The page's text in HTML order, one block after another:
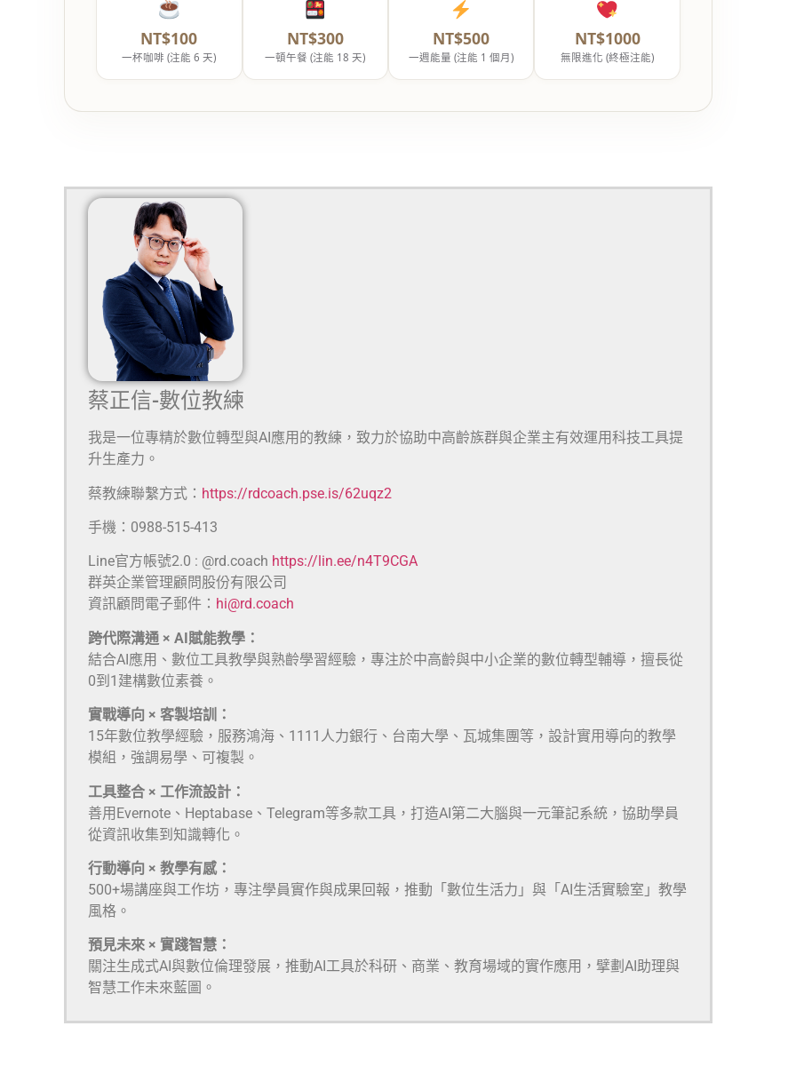
NT$100
一杯咖啡 (注能 6 天)
NT$300
一頓午餐 (注能 18 天)
NT$500
一週能量 (注能 1 個月)
NT$1000
無限進化 (終極注能)
蔡正信-數位教練
我是一位專精於數位轉型與AI應用的教練，致力於協助中高齡族群與企業主有效運用科技工具提
升生產力。
蔡教練聯繫方式： https://rdcoach.pse.is/62uqz2
手機：0988-515-413
Line官方帳號2.0 : @rd.coach https://lin.ee/n4T9CGA
群英企業管理顧問股份有限公司
資訊顧問電子郵件： hi@rd.coach
跨代際溝通 × AI賦能教學：
結合AI應用、數位工具教學與熟齡學習經驗，專注於中高齡與中小企業的數位轉型輔導，擅長從
0到1建構數位素養。
實戰導向 × 客製培訓：
15年數位教學經驗，服務鴻海、1111人力銀行、台南大學、瓦城集團等，設計實用導向的教學
模組，強調易學、可複製。
工具整合 × 工作流設計：
善用Evernote、Heptabase、Telegram等多款工具，打造AI第二大腦與一元筆記系統，協助學員
從資訊收集到知識轉化。
行動導向 × 教學有感：
500+場講座與工作坊，專注學員實作與成果回報，推動「數位生活力」與「AI生活實驗室」教學
風格。
預見未來 × 實踐智慧：
關注生成式AI與數位倫理發展，推動AI工具於科研、商業、教育場域的實作應用，擘劃AI助理與
智慧工作未來藍圖。